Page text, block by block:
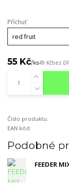
Příchuť
55 Kč/ks49 Kčbez
Číslo produktu:
EAN kód:
Podobné
FEEDER